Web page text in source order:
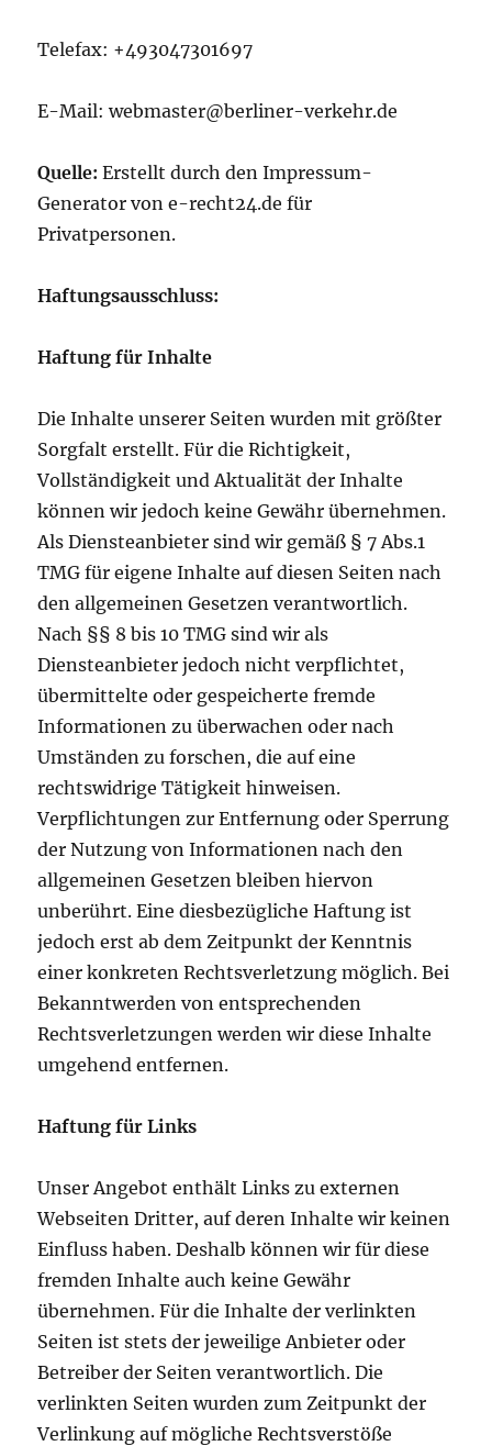
Telefax: +493047301697
E-Mail: webmaster@berliner-verkehr.de
Quelle: Erstellt durch den Impressum-
Generator von e-recht24.de für
Privatpersonen.
Haftungsausschluss:
Haftung für Inhalte
Die Inhalte unserer Seiten wurden mit größter
Sorgfalt erstellt. Für die Richtigkeit,
Vollständigkeit und Aktualität der Inhalte
können wir jedoch keine Gewähr übernehmen.
Als Diensteanbieter sind wir gemäß § 7 Abs.1
TMG für eigene Inhalte auf diesen Seiten nach
den allgemeinen Gesetzen verantwortlich.
Nach §§ 8 bis 10 TMG sind wir als
Diensteanbieter jedoch nicht verpflichtet,
übermittelte oder gespeicherte fremde
Informationen zu überwachen oder nach
Umständen zu forschen, die auf eine
rechtswidrige Tätigkeit hinweisen.
Verpflichtungen zur Entfernung oder Sperrung
der Nutzung von Informationen nach den
allgemeinen Gesetzen bleiben hiervon
unberührt. Eine diesbezügliche Haftung ist
jedoch erst ab dem Zeitpunkt der Kenntnis
einer konkreten Rechtsverletzung möglich. Bei
Bekanntwerden von entsprechenden
Rechtsverletzungen werden wir diese Inhalte
umgehend entfernen.
Haftung für Links
Unser Angebot enthält Links zu externen
Webseiten Dritter, auf deren Inhalte wir keinen
Einfluss haben. Deshalb können wir für diese
fremden Inhalte auch keine Gewähr
übernehmen. Für die Inhalte der verlinkten
Seiten ist stets der jeweilige Anbieter oder
Betreiber der Seiten verantwortlich. Die
verlinkten Seiten wurden zum Zeitpunkt der
Verlinkung auf mögliche Rechtsverstöße